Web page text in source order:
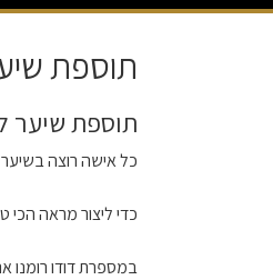
תוספת
תוספת שיער
כל אישה רוצה בשיער
כדי ליצור מראה
במספרת דודו רומנו